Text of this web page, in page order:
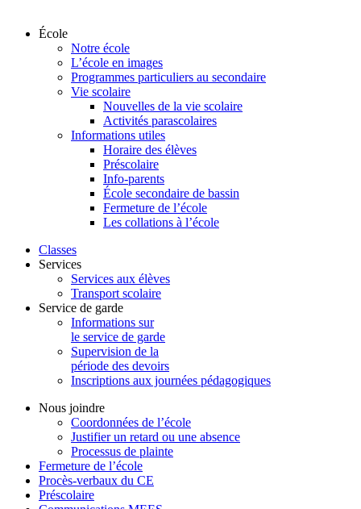
École
Notre école
L’école en images
Programmes particuliers au secondaire
Vie scolaire
Nouvelles de la vie scolaire
Activités parascolaires
Informations utiles
Horaire des élèves
Préscolaire
Info-parents
École secondaire de bassin
Fermeture de l’école
Les collations à l’école
Classes
Services
Services aux élèves
Transport scolaire
Service de garde
Informations sur
le service de garde
Supervision de la
période des devoirs
Inscriptions aux journées pédagogiques
Nous joindre
Coordonnées de l’école
Justifier un retard ou une absence
Processus de plainte
Fermeture de l’école
Procès-verbaux du CE
Préscolaire